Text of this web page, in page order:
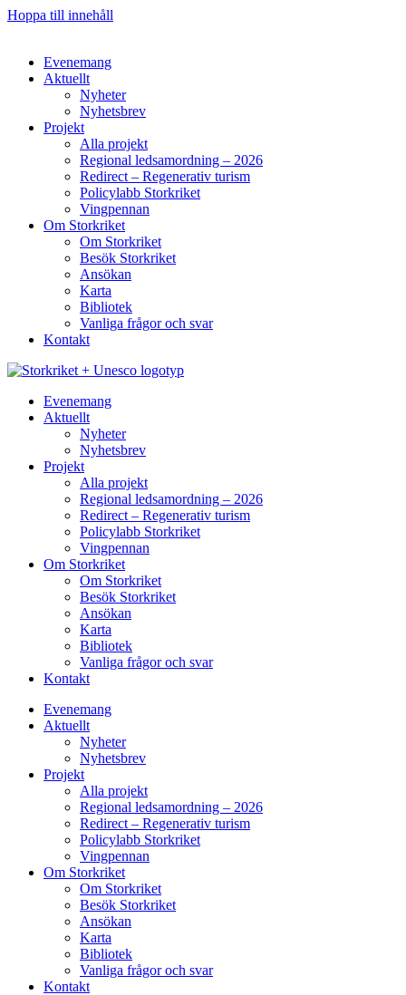
Hoppa till innehåll
Evenemang
Aktuellt
Nyheter
Nyhetsbrev
Projekt
Alla projekt
Regional ledsamordning – 2026
Redirect – Regenerativ turism
Policylabb Storkriket
Vingpennan
Om Storkriket
Om Storkriket
Besök Storkriket
Ansökan
Karta
Bibliotek
Vanliga frågor och svar
Kontakt
Evenemang
Aktuellt
Nyheter
Nyhetsbrev
Projekt
Alla projekt
Regional ledsamordning – 2026
Redirect – Regenerativ turism
Policylabb Storkriket
Vingpennan
Om Storkriket
Om Storkriket
Besök Storkriket
Ansökan
Karta
Bibliotek
Vanliga frågor och svar
Kontakt
Evenemang
Aktuellt
Nyheter
Nyhetsbrev
Projekt
Alla projekt
Regional ledsamordning – 2026
Redirect – Regenerativ turism
Policylabb Storkriket
Vingpennan
Om Storkriket
Om Storkriket
Besök Storkriket
Ansökan
Karta
Bibliotek
Vanliga frågor och svar
Kontakt